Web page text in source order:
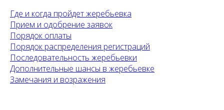
Где и когда пройдет жеребьевка
Прием и одобрение заявок
Порядок оплаты
Порядок распределения регистраций
Последовательность жеребьевки
Дополнительные шансы в жеребьевке
Замечания и возражения